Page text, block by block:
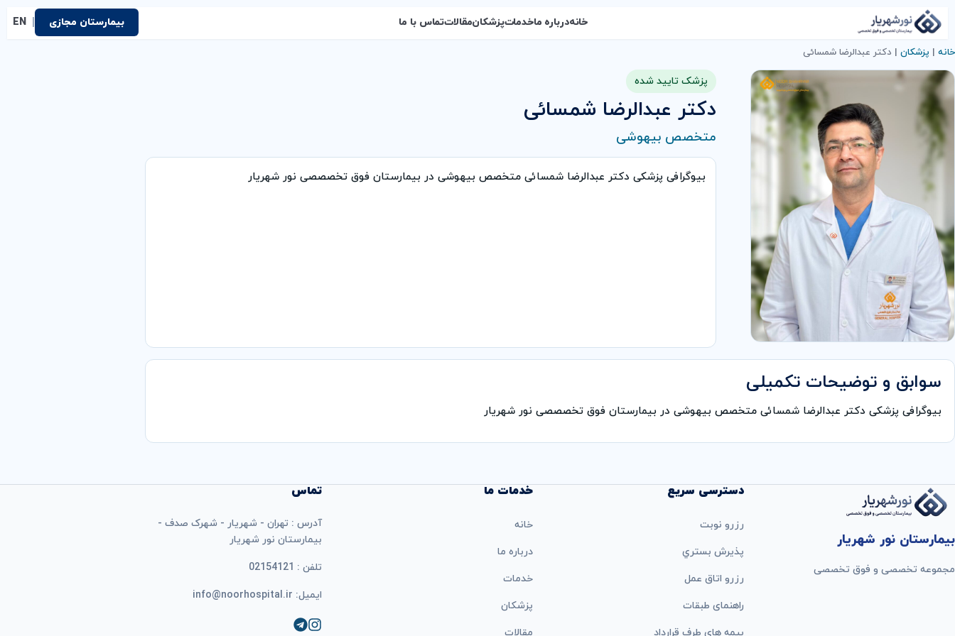
خانهدرباره ماخدماتپزشکانمقالاتتماس با ما بیمارستان مجازی EN
خانه | پزشکان | دکتر عبدالرضا شمسائی
پزشک تایید شده
دکتر عبدالرضا شمسائی
متخصص بیهوشی
بیوگرافی پزشکی دکتر عبدالرضا شمسائی متخصص بیهوشی در بیمارستان فوق تخصصصی نور شهریار
سوابق و توضیحات تکمیلی
بیوگرافی پزشکی دکتر عبدالرضا شمسائی متخصص بیهوشی در بیمارستان فوق تخصصصی نور شهریار
بیمارستان نور شهریار
مجموعه تخصصی و فوق تخصصی
دسترسی سریع
رزرو نوبت
پذيرش بستري
رزرو اتاق عمل
راهنمای طبقات
بيمه های طرف قرارداد
خدمات ما
خانه
درباره ما
خدمات
پزشکان
مقالات
تماس
آدرس : تهران - شهریار - شهرک صدف -
بیمارستان نور شهریار
تلفن : 02154121
ایمیل: info@noorhospital.ir